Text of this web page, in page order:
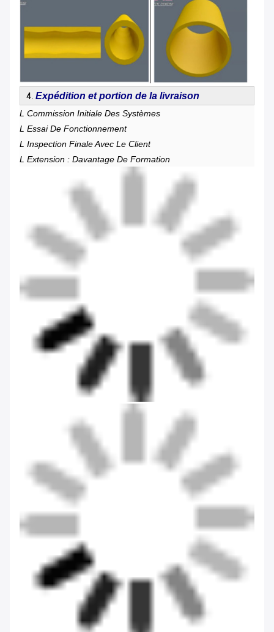
4. Expédition et portion de la livraison
L Commission Initiale Des Systèmes
L Essai De Fonctionnement
L Inspection Finale Avec Le Client
L Extension : Davantage De Formation